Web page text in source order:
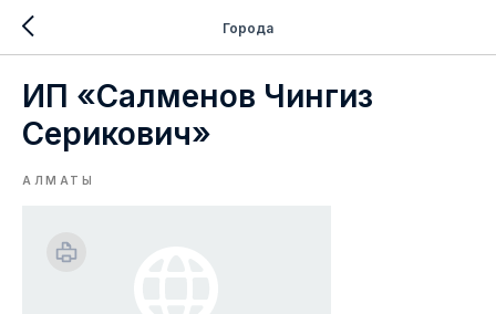
Города
ИП «Салменов Чингиз
Серикович»
АЛМАТЫ